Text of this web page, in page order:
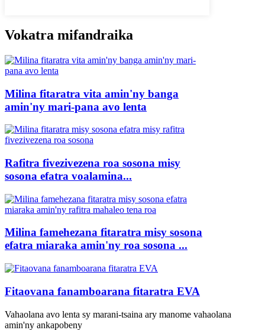
Vokatra mifandraika
Milina fitaratra vita amin'ny banga
amin'ny mari-pana avo lenta
Rafitra fivezivezena roa sosona misy
sosona efatra voalamina...
Milina famehezana fitaratra misy sosona
efatra miaraka amin'ny roa sosona ...
Fitaovana fanamboarana fitaratra EVA
Vahaolana avo lenta sy marani-tsaina ary manome vahaolana
amin'ny ankapobeny